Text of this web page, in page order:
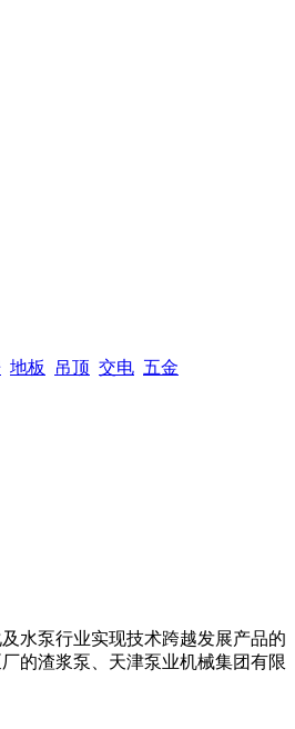
地板 吊顶 交电 五金
水泵行业实现技术跨越发展产品的
的渣浆泵、天津泵业机械集团有限